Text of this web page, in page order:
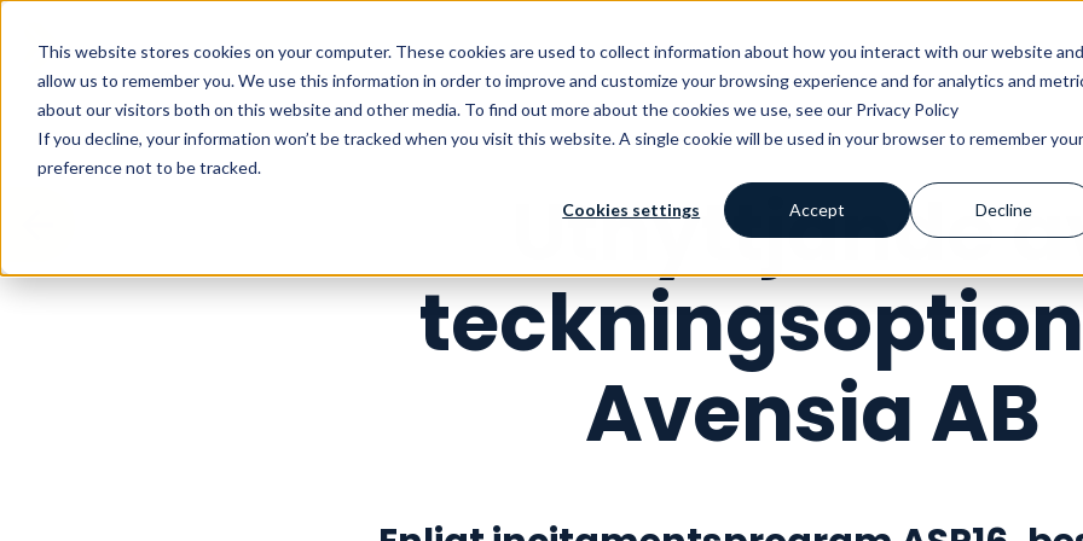
This website stores cookies on your computer. These cookies are used to collect information about how you interact with our website and
allow us to remember you. We use this information in order to improve and customize your browsing experience and for analytics and
about our visitors both on this website and other media. To find out more about the cookies we use, see our Privacy Policy
If you decline, your information won’t be tracked when you visit this website. A single cookie will be used in your browser to remember your
preference not to be tracked.
Cookies settings Accept Decline
Vårt erbjudande Kunskapshubben
Utnyttjande
Avensia AB